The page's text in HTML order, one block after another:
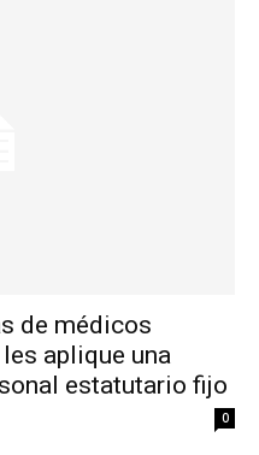
de médicos
aplique una
estatutario fijo
0